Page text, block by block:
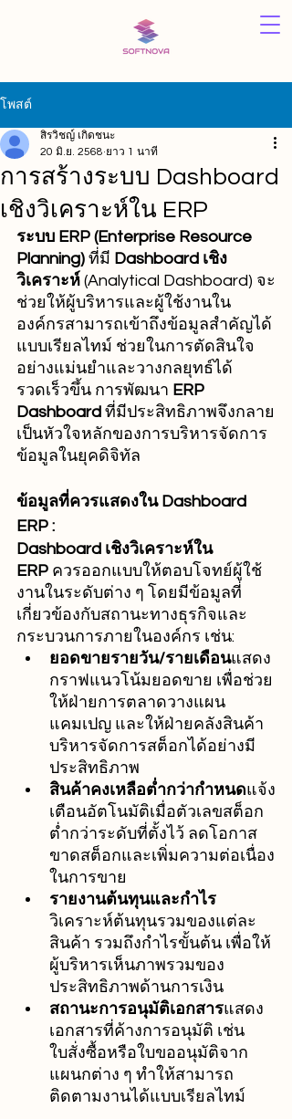
โพสต์
การสร้างระบบ Dashboard
เชิงวิเคราะห์ใน ERP
สิรวิชญ์ เกิดชนะ
20 มิ.ย. 2568 ยาว 1 นาที
ระบบ ERP (Enterprise Resource
Planning) ที่มี Dashboard เชิง
วิเคราะห์ (Analytical Dashboard) จะ
ช่วยให้ผู้บริหารและผู้ใช้งานใน
องค์กรสามารถเข้าถึงข้อมูลสำคัญได้
แบบเรียลไทม์ ช่วยในการตัดสินใจ
อย่างแม่นยำและวางกลยุทธ์ได้
รวดเร็วขึ้น การพัฒนา ERP
Dashboard ที่มีประสิทธิภาพจึงกลาย
เป็นหัวใจหลักของการบริหารจัดการ
ข้อมูลในยุคดิจิทัล
ข้อมูลที่ควรแสดงใน Dashboard
ERP :
Dashboard เชิงวิเคราะห์ใน
ERP ควรออกแบบให้ตอบโจทย์ผู้ใช้
งานในระดับต่าง ๆ โดยมีข้อมูลที่
เกี่ยวข้องกับสถานะทางธุรกิจและ
กระบวนการภายในองค์กร เช่น:
ยอดขายรายวัน/รายเดือนแสดง
กราฟแนวโน้มยอดขาย เพื่อช่วย
ให้ฝ่ายการตลาดวางแผน
แคมเปญ และให้ฝ่ายคลังสินค้า
บริหารจัดการสต็อกได้อย่างมี
ประสิทธิภาพ
สินค้าคงเหลือต่ำกว่ากำหนดแจ้ง
เตือนอัตโนมัติเมื่อตัวเลขสต็อก
ต่ำกว่าระดับที่ตั้งไว้ ลดโอกาส
ขาดสต็อกและเพิ่มความต่อเนื่อง
ในการขาย
รายงานต้นทุนและกำไร
วิเคราะห์ต้นทุนรวมของแต่ละ
สินค้า รวมถึงกำไรขั้นต้น เพื่อให้
ผู้บริหารเห็นภาพรวมของ
ประสิทธิภาพด้านการเงิน
สถานะการอนุมัติเอกสารแสดง
เอกสารที่ค้างการอนุมัติ เช่น
ใบสั่งซื้อหรือใบขออนุมัติจาก
แผนกต่าง ๆ ทำให้สามารถ
ติดตามงานได้แบบเรียลไทม์